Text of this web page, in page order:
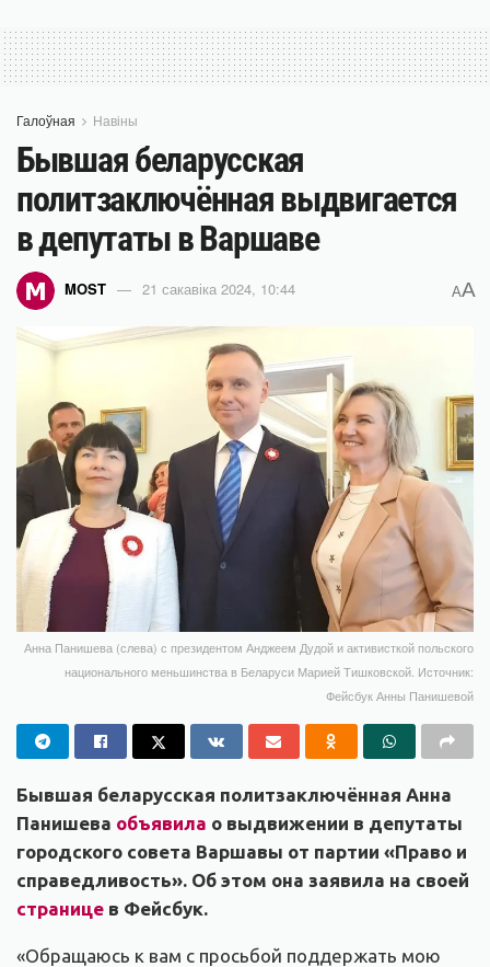
Галоўная Навіны
Бывшая беларусская
политзаключённая выдвигается
в депутаты в Варшаве
MOST 21 сакавіка 2024, 10:44 AA
Анна Панишева (слева) с президентом Анджеем Дудой и активисткой польского
национального меньшинства в Беларуси Марией Тишковской. Источник:
Фейсбук Анны Панишевой
Бывшая беларусская политзаключённая Анна
Панишева объявила о выдвижении в депутаты
городского совета Варшавы от партии «Право и
справедливость». Об этом она заявила на своей
странице в Фейсбук.
«Обращаюсь к вам с просьбой поддержать мою